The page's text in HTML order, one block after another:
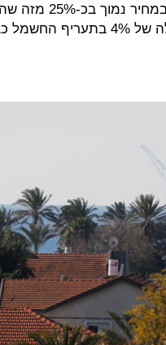
חודשים) מועד מול
החוזה הזה אחראי בין השאר להוזלה של